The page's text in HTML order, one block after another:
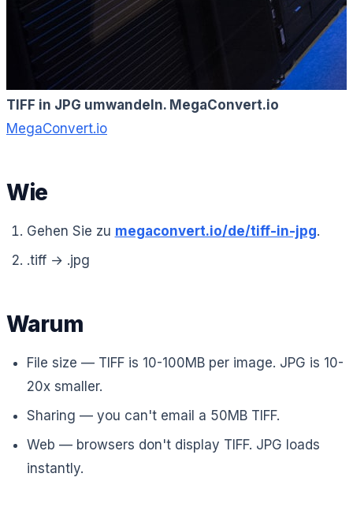
TIFF in JPG umwandeln. MegaConvert.io
MegaConvert.io
Wie
Gehen Sie zu megaconvert.io/de/tiff-in-jpg.
.tiff → .jpg
Warum
File size — TIFF is 10-100MB per image. JPG is 10-
20x smaller.
Sharing — you can't email a 50MB TIFF.
Web — browsers don't display TIFF. JPG loads
instantly.